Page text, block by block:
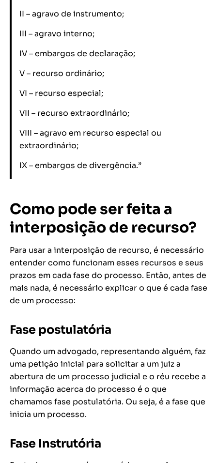
II – agravo de instrumento;
III – agravo interno;
IV – embargos de declaração;
V – recurso ordinário;
VI – recurso especial;
VII – recurso extraordinário;
VIII – agravo em recurso especial ou
extraordinário;
IX – embargos de divergência.”
Como pode ser feita a
interposição de recurso?
Para usar a interposição de recurso, é necessário
entender como funcionam esses recursos e seus
prazos em cada fase do processo. Então, antes de
mais nada, é necessário explicar o que é cada fase
de um processo:
Fase postulatória
Quando um advogado, representando alguém, faz
uma petição inicial para solicitar a um juiz a
abertura de um processo judicial e o réu recebe a
informação acerca do processo é o que
chamamos fase postulatória. Ou seja, é a fase que
inicia um processo.
Fase Instrutória